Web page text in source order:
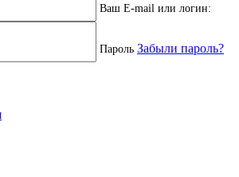
=> 1 [COL_COUNT] => 30
=> Y [XML_ID] => 449
=> 5 [LINK_IBLOCK_ID]
=> N [SEARCHABLE] => N
=> N [VERSION] => 1
=> Array ( )
Документы [~DEFAULT_VALUE] =>
=> [VALUE_SORT]
=>
=> [~VALUE] => )
Ваш E-mail или логин:
Пароль Забыли пароль?